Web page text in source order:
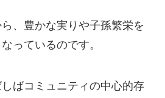
、豊かな実りや子孫繁栄を
っているのです。
ばコミュニティの中心的存